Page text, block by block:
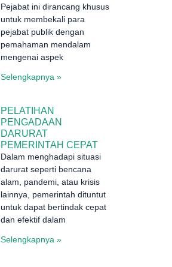
Pejabat ini dirancang khusus
untuk membekali para
pejabat publik dengan
pemahaman mendalam
mengenai aspek
Selengkapnya »
PELATIHAN
PENGADAAN
DARURAT
PEMERINTAH CEPAT
Dalam menghadapi situasi
darurat seperti bencana
alam, pandemi, atau krisis
lainnya, pemerintah dituntut
untuk dapat bertindak cepat
dan efektif dalam
Selengkapnya »